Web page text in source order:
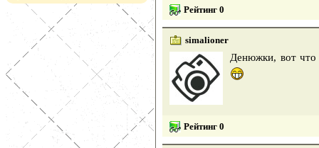
Рейтинг 0
simalioner
Денюжки, вот что
Рейтинг 0